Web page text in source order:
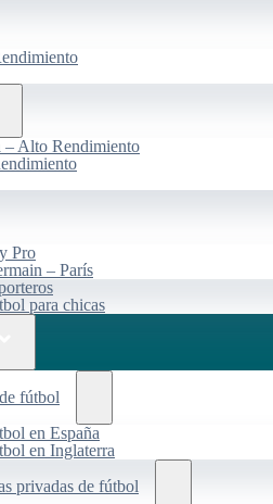
– Alto Rendimiento
Pro
– París
para chicas
fútbol
en España
en Inglaterra
privadas de fútbol